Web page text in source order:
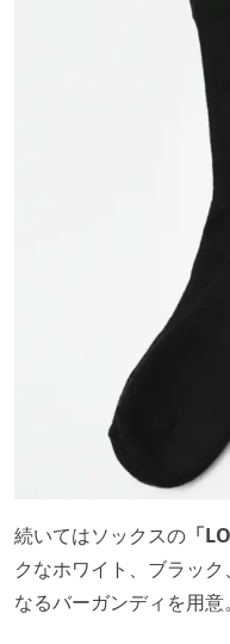
続いてはソックスの 「
クなホワイト、ブラッ
なるバーガンディを用意。